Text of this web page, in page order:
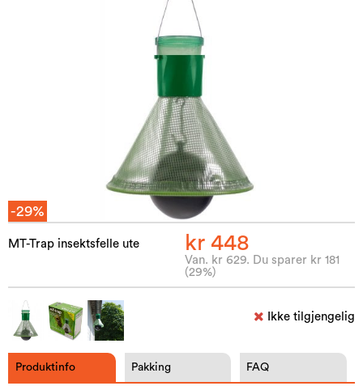
-29%
MT-Trap insektsfelle ute kr 448
Van. kr 629. Du sparer kr 181
(29%)
Ikke tilgjengelig
Produktinfo Pakking FAQ